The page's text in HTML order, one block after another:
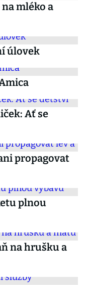
mléko a
úlovek
Ať se
propagovat
plnou
na hrušku a